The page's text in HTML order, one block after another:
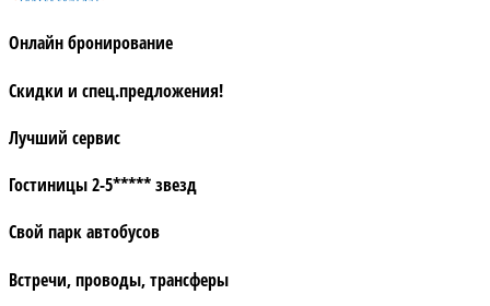
Онлайн бронирование
Скидки и спец.предложения!
Лучший сервис
Гостиницы 2-5***** звезд
Свой парк автобусов
Встречи, проводы, трансферы